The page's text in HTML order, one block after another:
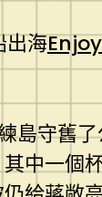
出海
島守舊
中一個